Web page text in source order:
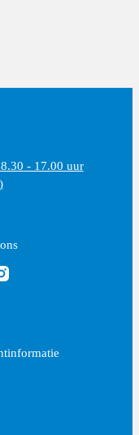
- 17.00 uur
via Linkedin
ons via Instagram